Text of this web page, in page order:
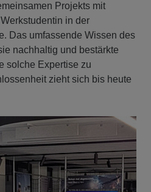
Projekts mit
in der
Das umfassende Wissen des
nachhaltig und bestärkte
solche Expertise zu
zieht sich bis heute